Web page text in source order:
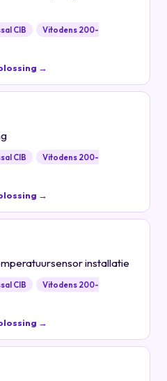
CIB
Vitodens 200-
→
CIB
Vitodens 200-
→
installatie
CIB
Vitodens 200-
→